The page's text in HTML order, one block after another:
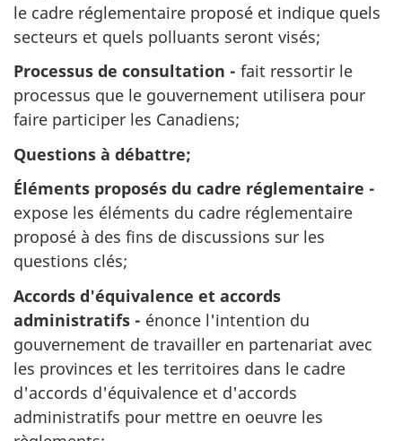
le cadre réglementaire proposé et indique quels
secteurs et quels polluants seront visés;
Processus de consultation - fait ressortir le
processus que le gouvernement utilisera pour
faire participer les Canadiens;
Questions à débattre;
Éléments proposés du cadre réglementaire -
expose les éléments du cadre réglementaire
proposé à des fins de discussions sur les
questions clés;
Accords d'équivalence et accords
administratifs - énonce l'intention du
gouvernement de travailler en partenariat avec
les provinces et les territoires dans le cadre
d'accords d'équivalence et d'accords
administratifs pour mettre en oeuvre les